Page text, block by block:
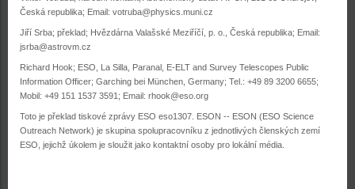
Česká republika; Email: votruba@physics.muni.cz
Jiří Srba; překlad; Hvězdárna Valašské Meziříčí, p. o., Česká republika; Email:
jsrba@astrovm.cz
Richard Hook; ESO, La Silla, Paranal, E-ELT and Survey Telescopes Public
Information Officer; Garching bei München, Germany; Tel.: +49 89 3200 6655;
Mobil: +49 151 1537 3591; Email: rhook@eso.org
Toto je překlad tiskové zprávy ESO eso1307. ESON -- ESON (ESO Science
Outreach Network) je skupina spolupracovníku z jednotlivých členských zemí
ESO, jejichž úkolem je sloužit jako kontaktní osoby pro lokální média.